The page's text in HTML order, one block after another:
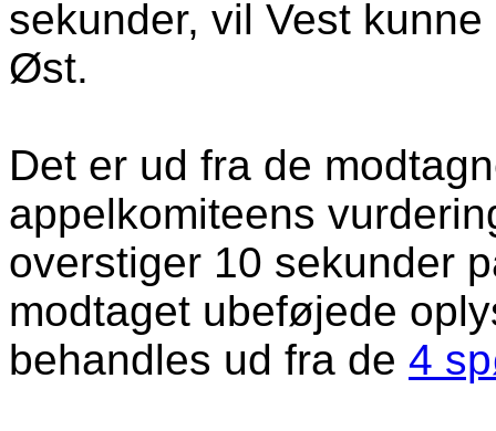
sekunder, vil Vest
Øst.
Det er ud fra de
appelkomiteens
overstiger 10 sekunder
modtaget ubeføjede
behandles ud fra de 4